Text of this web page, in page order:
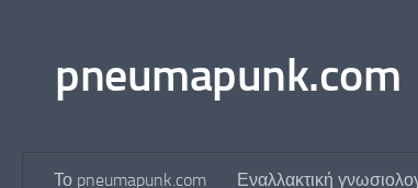
pneumapunk.com
Το pneumapunk.com Εναλλακτική